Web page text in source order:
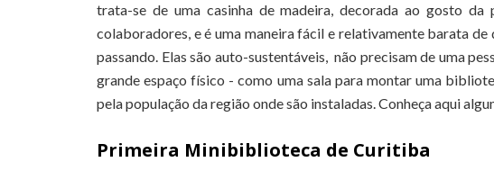
trata-se de uma casinha de madeira, decorada ao gosto
colaboradores, e é uma maneira fácil e relativamente barata
passando. Elas são auto-sustentáveis, não precisam de uma
grande espaço físico - como uma sala para montar uma
pela população da região onde são instaladas. Conheça aqui
Primeira Minibiblioteca de Curitiba